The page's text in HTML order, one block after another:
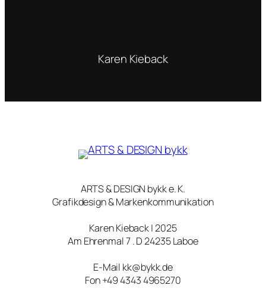
Karen Kieback
ARTS & DESIGN bykk e. K.
Grafikdesign & Markenkommunikation
Karen Kieback | 2025
Am Ehrenmal 7 . D 24235 Laboe
E-Mail kk@bykk.de
Fon +49 4343 4965270